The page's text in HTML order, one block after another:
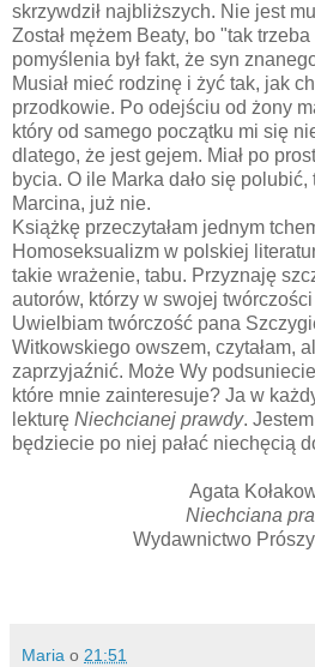
skrzywdził najbliższych. Nie jest
Został mężem Beaty, bo "tak trzeba
pomyślenia był fakt, że syn
Musiał mieć rodzinę i żyć tak, jak
przodkowie. Po odejściu od żony
który od samego początku mi się
dlatego, że jest gejem. Miał po
bycia. O ile Marka dało się
Marcina, już nie.
Książkę przeczytałam jednym
Homoseksualizm w polskiej
takie wrażenie, tabu. Przyznaję
autorów, którzy w swojej
Uwielbiam twórczość pana
Witkowskiego owszem, czytałam,
zaprzyjaźnić. Może Wy
które mnie zainteresuje? Ja w
lekturę Niechcianej prawdy.
będziecie po niej pałać niechęcią
Agata
Niechciana
Wydawnictwo
Maria o 21:51